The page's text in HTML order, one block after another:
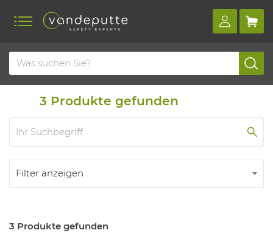
Home Produkte
3 Produkte gefunden
Filter anzeigen
3 Produkte gefunden